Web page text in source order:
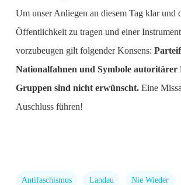
Um unser Anliegen an diesem Tag klar und
Öffentlichkeit zu tragen und einer
vorzubeugen gilt folgender Konsens:
Nationalfahnen und Symbole autoritärer
Gruppen sind nicht erwünscht.Eine
Auschluss führen!
Antifaschismus Landau Nie Wieder